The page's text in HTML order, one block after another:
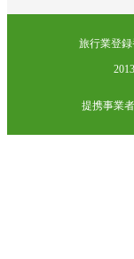
旅行業登
提携事業